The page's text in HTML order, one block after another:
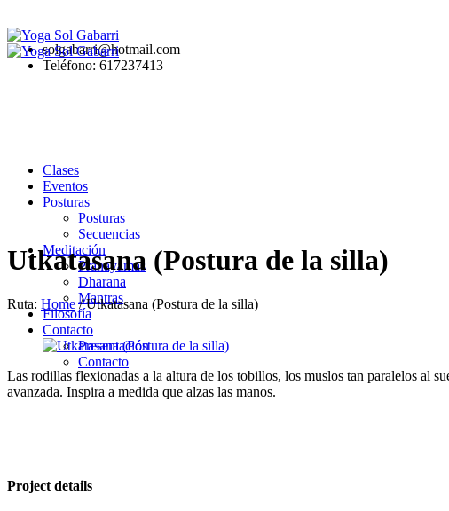
solgabarri@hotmail.com
Teléfono: 617237413
Clases
Eventos
Posturas
Posturas
Secuencias
Meditación
Pranayamas
Dharana
Mantras
Filosofía
Contacto
Presentación
Contacto
Utkatasana (Postura de la silla)
Ruta: Home /Utkatasana (Postura de la silla)
Las rodillas flexionadas a la altura de los tobillos, los muslos tan paralelos al
avanzada. Inspira a medida que alzas las manos.
Project details